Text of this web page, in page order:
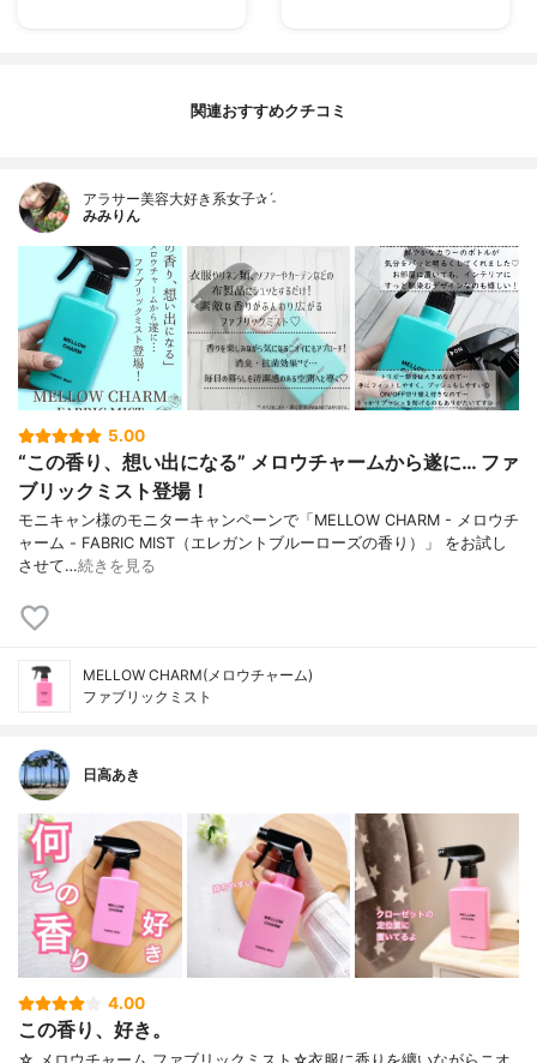
関連おすすめクチコミ
アラサー美容大好き系女子✰ˊ˗
みみりん
5.00
“この香り、想い出になる” メロウチャームから遂に… ファ
ブリックミスト登場！
モニキャン様のモニターキャンペーンで「MELLOW CHARM - メロウチ
ャーム - FABRIC MIST（エレガントブルーローズの香り）」 をお試し
させて…続きを見る
MELLOW CHARM(メロウチャーム)
ファブリックミスト
日高あき
4.00
この香り、好き。